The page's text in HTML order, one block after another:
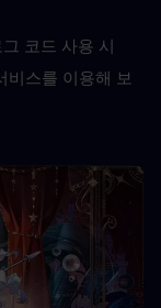
코드 사용 시
비스를 이용해 보